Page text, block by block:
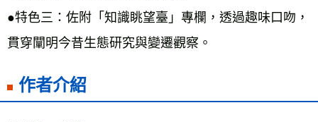
●特色三：佐附「知識眺望臺」專欄，透過趣味口吻，
貫穿闡明今昔生態研究與變遷觀察。
作者介紹